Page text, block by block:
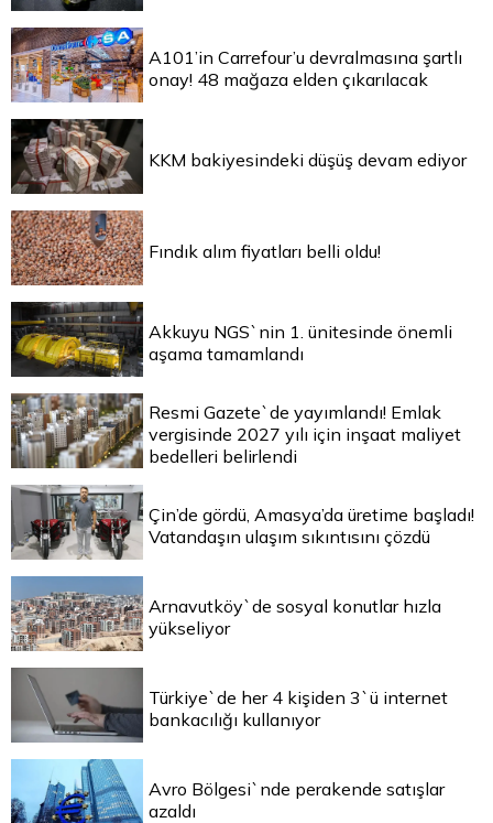
A101’in Carrefour’u devralmasına şartlı
onay! 48 mağaza elden çıkarılacak
KKM bakiyesindeki düşüş devam ediyor
Fındık alım fiyatları belli oldu!
Akkuyu NGS`nin 1. ünitesinde önemli
aşama tamamlandı
Resmi Gazete`de yayımlandı! Emlak
vergisinde 2027 yılı için inşaat maliyet
bedelleri belirlendi
Çin’de gördü, Amasya’da üretime başladı!
Vatandaşın ulaşım sıkıntısını çözdü
Arnavutköy`de sosyal konutlar hızla
yükseliyor
Türkiye`de her 4 kişiden 3`ü internet
bankacılığı kullanıyor
Avro Bölgesi`nde perakende satışlar
azaldı